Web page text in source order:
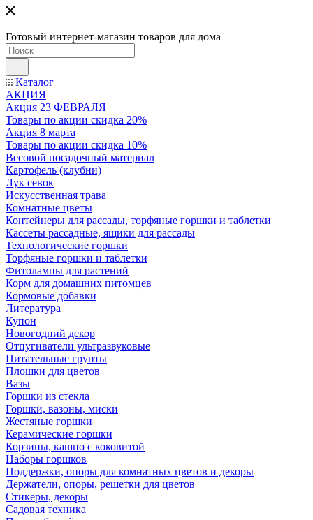
Готовый интернет-магазин товаров для дома
Каталог
АКЦИЯ
Акция 23 ФЕВРАЛЯ
Товары по акции скидка 20%
Акция 8 марта
Товары по акции скидка 10%
Весовой посадочный материал
Картофель (клубни)
Лук севок
Искусственная трава
Комнатные цветы
Контейнеры для рассады, торфяные горшки и таблетки
Кассеты рассадные, ящики для рассады
Технологические горшки
Торфяные горшки и таблетки
Фитолампы для растений
Корм для домашних питомцев
Кормовые добавки
Литература
Купон
Новогодний декор
Отпугиватели ультразвуковые
Питательные грунты
Плошки для цветов
Вазы
Горшки из стекла
Горшки, вазоны, миски
Жестяные горшки
Керамические горшки
Корзины, кашпо с коковитой
Наборы горшков
Поддержки, опоры для комнатных цветов и декоры
Держатели, опоры, решетки для цветов
Стикеры, декоры
Садовая техника